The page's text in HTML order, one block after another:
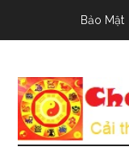
Bảo Mật